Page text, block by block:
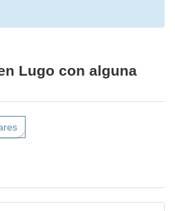
Lugo con alguna